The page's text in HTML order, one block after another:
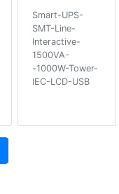
Smart-UPS-
SMT-Line-
Interactive-
1500VA-
-1000W-Tower-
IEC-LCD-USB